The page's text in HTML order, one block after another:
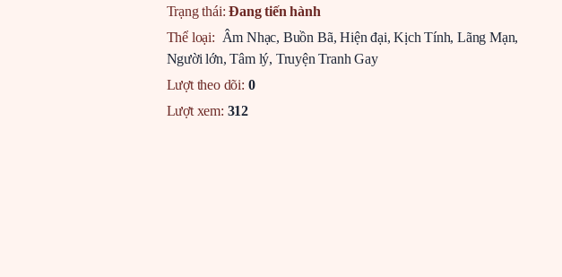
Trạng thái: Đang tiến hành
Thể loại: Âm Nhạc, Buồn Bã,Hiện đại,Kịch Tính, Lãng Mạn,
Người lớn,Tâm lý, Truyện Tranh Gay
Lượt theo dõi: 0
Lượt xem: 312